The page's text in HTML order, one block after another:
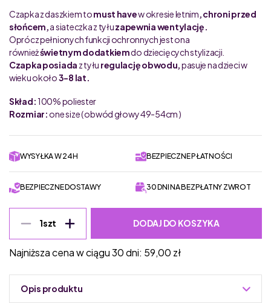
Czapka z daszkiem tomust havew okresie letnim, chroni przed
słońcem,a siateczka z tyłuzapewnia wentylację.
Oprócz pełnionych funkcji ochronnych jest ona
równieżświetnym dodatkiemdo dziecięcych stylizacji.
Czapka posiada z tyłu regulację obwodu,pasuje na dzieci w
wieku około3-8 lat.
Skład:100% poliester
Rozmiar: one size ( obwód głowy 49-54cm )
WYSYŁKA W 24H BEZPIECZNE PŁATNOŚCI
BEZPIECZNE DOSTAWY 30 DNI NA BEZPŁATNY ZWROT
1szt DODAJ DO KOSZYKA
Najniższa cena w ciągu 30 dni: 59,00 zł
Opis produktu